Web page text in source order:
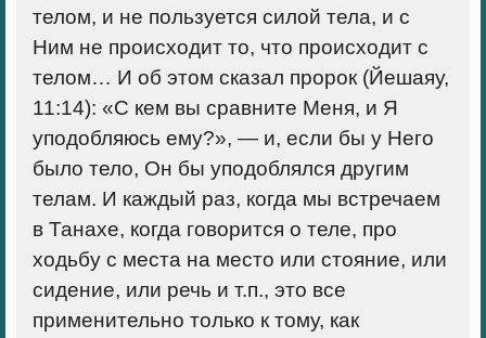
телом, и не пользуется силой тела, и с
Ним не происходит то, что происходит с
телом… И об этом сказал пророк (Йешаяу,
11:14): «С кем вы сравните Меня, и Я
уподобляюсь ему?», — и, если бы у Него
было тело, Он бы уподоблялся другим
телам. И каждый раз, когда мы встречаем
в Танахе, когда говорится о теле, про
ходьбу с места на место или стояние, или
сидение, или речь и т.п., это все
применительно только к тому, как